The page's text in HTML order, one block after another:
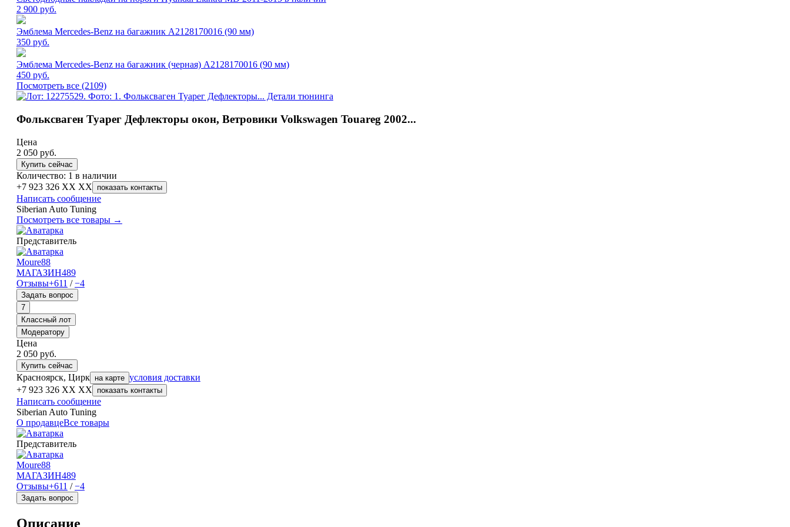
2 900 руб.
Эмблема Mercedes-Benz на багажник A2128170016 (90 мм)
350 руб.
Эмблема Mercedes-Benz на багажник (черная) A2128170016 (90 мм)
450 руб.
Посмотреть все (2109)
Фольксваген Туарег Дефлекторы окон, Ветровики Volkswagen Touareg 2002...
Цена
2 050 руб.
Купить сейчас
Количество: 1 в наличии
+7 923 326 XX XX
показать контакты
Написать сообщение
Siberian Auto Tuning
Посмотреть все товары →
Представитель
Moure88
МАГАЗИН489
Отзывы+611 /−4
Задать вопрос
7
Классный лот
Модератору
Цена
2 050 руб.
Купить сейчас
Красноярск, Цирк на карте условия доставки
+7 923 326 XX XX
показать контакты
Написать сообщение
Siberian Auto Tuning
О продавцеВсе товары
Представитель
Moure88
МАГАЗИН489
Отзывы+611 /−4
Задать вопрос
Описание